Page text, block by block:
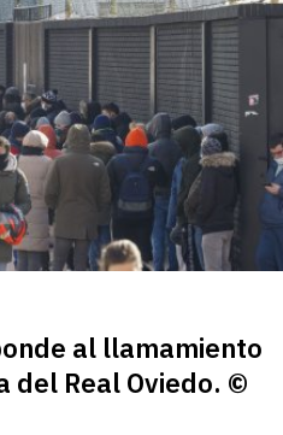
al llamamiento
del Real Oviedo. ©